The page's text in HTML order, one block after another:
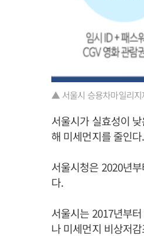
▲ 서울시 승용차마일리지
서울시가 실효성이
해 미세먼지를 줄인다.
서울시청은 2020년
다.
서울시는 2017년부
나 미세먼지 비상저